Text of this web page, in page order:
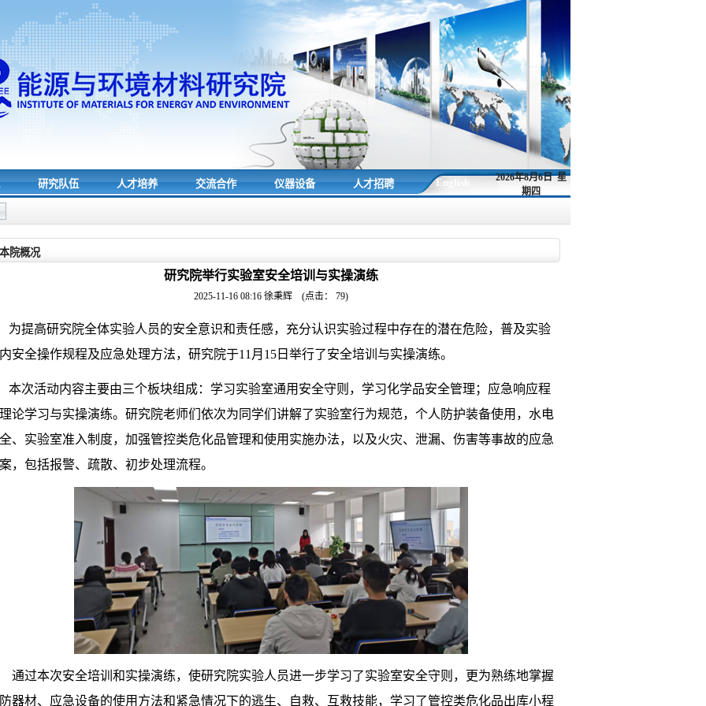
研究队伍 人才培养 交流合作 仪器设备 人才招聘 English
2026年8月6日 星
期四
本院概况
研究院举行实验室安全培训与实操演练
2025-11-16 08:16 徐秉辉 (点击： 79)
为提高研究院全体实验人员的安全意识和责任感，充分认识实验过程中存在的潜在危险，普及实验
安全操作规程及应急处理方法，研究院于11月15日举行了安全培训与实操演练。
本次活动内容主要由三个板块组成：学习实验室通用安全守则，学习化学品安全管理；应急响应程
论学习与实操演练。研究院老师们依次为同学们讲解了实验室行为规范，个人防护装备使用，水电
、实验室准入制度，加强管控类危化品管理和使用实施办法，以及火灾、泄漏、伤害等事故的应急
，包括报警、疏散、初步处理流程。
通过本次安全培训和实操演练，使研究院实验人员进一步学习了实验室安全守则，更为熟练地掌握
器材、应急设备的使用方法和紧急情况下的逃生、自救、互救技能，学习了管控类危化品出库小程